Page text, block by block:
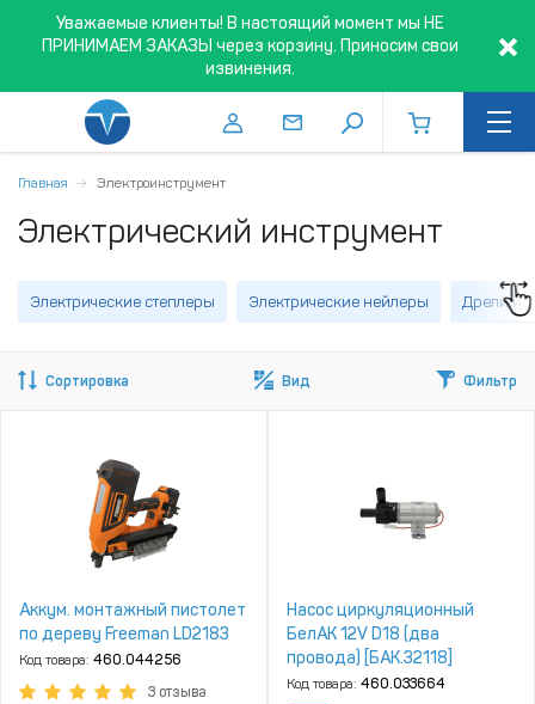
Уважаемые клиенты! В настоящий момент мы НЕ
ПРИНИМАЕМ ЗАКАЗЫ через корзину. Приносим свои
извинения.
Главная Электроинструмент
Электрический инструмент
Электрические степлеры Электрические нейлеры Дрели и
Сортировка Вид Фильтр
Аккум. монтажный пистолет
по дереву Freeman LD2183
Код товара: 460.044256
3 отзыва
Насос циркуляционный
БелАК 12V D18 (два
провода) [БАК.32118]
Код товара: 460.033664